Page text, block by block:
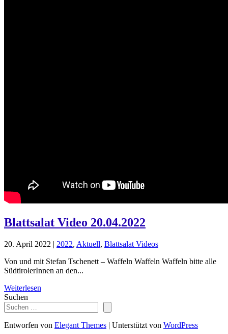
Blattsalat Video 20.04.2022
20. April 2022 | 2022, Aktuell, Blattsalat Videos
Von und mit Stefan Tschenett – Waffeln Waffeln Waffeln bitte alle
SüdtirolerInnen an den...
Weiterlesen
Suchen
Entworfen von Elegant Themes | Unterstützt von WordPress